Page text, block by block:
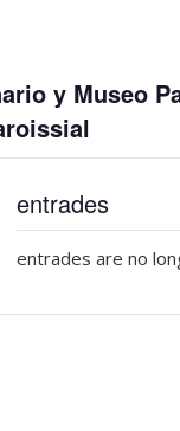
y Museo
entrades
entrades are no